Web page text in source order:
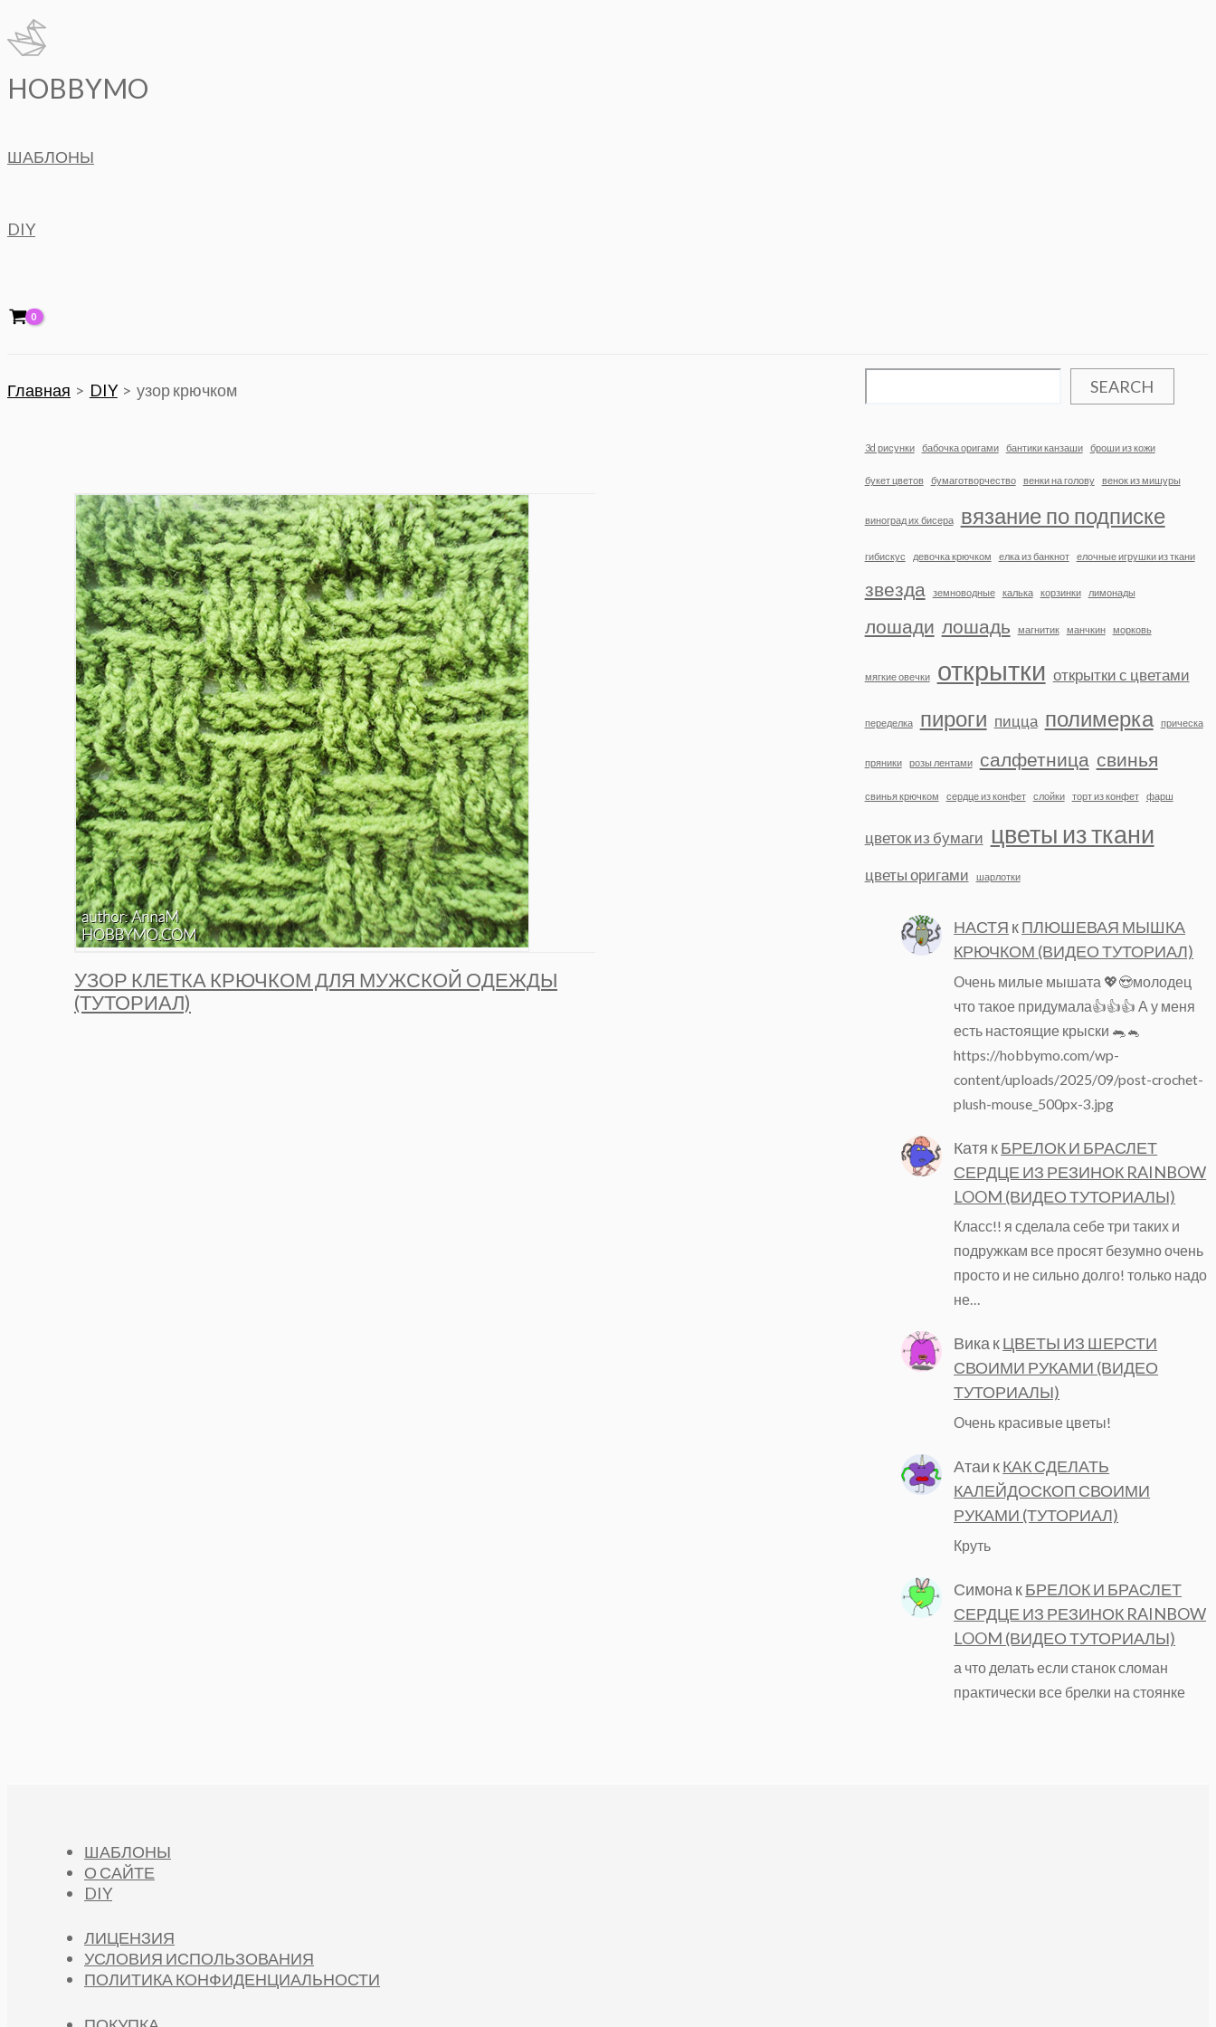
Перейти
к
содержимому
HOBBYMO
ШАБЛОНЫ
DIY
Главная DIY узор крючком
УЗОР КЛЕТКА КРЮЧКОМ ДЛЯ МУЖСКОЙ ОДЕЖДЫ
(ТУТОРИАЛ)
SEARCH
3d рисунки бабочка оригами бантики канзаши броши из кожи
букет цветов бумаготворчество венки на голову венок из мишуры
виноград их бисера вязание по подписке
гибискус девочка крючком елка из банкнот елочные игрушки из ткани
звезда земноводные калька корзинки лимонады
лошади лошадь магнитик манчкин морковь
мягкие овечки открытки открытки с цветами
переделка пироги пицца полимерка прическа
пряники розы лентами салфетница свинья
свинья крючком сердце из конфет слойки торт из конфет фарш
цветок из бумаги цветы из ткани
цветы оригами шарлотки
НАСТЯ кПЛЮШЕВАЯ МЫШКА
КРЮЧКОМ (ВИДЕО ТУТОРИАЛ)
Очень милые мышата 💖😍молодец
что такое придумала👍👍👍 А у меня
есть настоящие крыски 🐀🐁
https://hobbymo.com/wp-
content/uploads/2025/09/post-crochet-
plush-mouse_500px-3.jpg
Катя кБРЕЛОК И БРАСЛЕТ
СЕРДЦЕ ИЗ РЕЗИНОК RAINBOW
LOOM (ВИДЕО ТУТОРИАЛЫ)
Класс!! я сделала себе три таких и
подружкам все просят безумно очень
просто и не сильно долго! только надо
не…
ВикакЦВЕТЫ ИЗ ШЕРСТИ
СВОИМИ РУКАМИ (ВИДЕО
ТУТОРИАЛЫ)
Очень красивые цветы!
Атаи кКАК СДЕЛАТЬ
КАЛЕЙДОСКОП СВОИМИ
РУКАМИ (ТУТОРИАЛ)
Круть
Симона кБРЕЛОК И БРАСЛЕТ
СЕРДЦЕ ИЗ РЕЗИНОК RAINBOW
LOOM (ВИДЕО ТУТОРИАЛЫ)
а что делать если станок сломан
практически все брелки на стоянке
ШАБЛОНЫ
О САЙТЕ
DIY
ЛИЦЕНЗИЯ
УСЛОВИЯ ИСПОЛЬЗОВАНИЯ
ПОЛИТИКА КОНФИДЕНЦИАЛЬНОСТИ